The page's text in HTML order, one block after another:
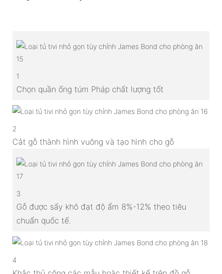
1
Chọn quần ống túm Pháp chất lượng tốt
2
Cắt gỗ thành hình vuông và tạo hình cho gỗ
3
Gỗ được sấy khô đạt độ ẩm 8%-12% theo tiêu
chuẩn quốc tế.
4